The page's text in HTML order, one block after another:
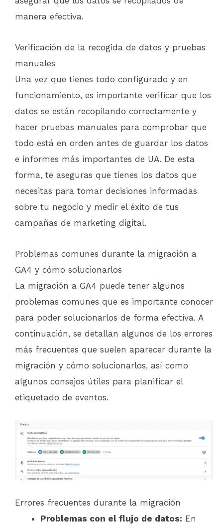
manera efectiva.
Verificación de la recogida de datos y pruebas
manuales
Una vez que tienes todo configurado y en
funcionamiento, es importante verificar que los
datos se están recopilando correctamente y
hacer pruebas manuales para comprobar que
todo está en orden antes de guardar los datos
e informes más importantes de UA. De esta
forma, te aseguras que tienes los datos que
necesitas para tomar decisiones informadas
sobre tu negocio y medir el éxito de tus
campañas de marketing digital.
Problemas comunes durante la migración a
GA4 y cómo solucionarlos
La migración a GA4 puede tener algunos
problemas comunes que es importante conocer
para poder solucionarlos de forma efectiva. A
continuación, se detallan algunos de los errores
más frecuentes que suelen aparecer durante la
migración y cómo solucionarlos, así como
algunos consejos útiles para planificar el
etiquetado de eventos.
Errores frecuentes durante la migración
Problemas con el flujo de datos: En